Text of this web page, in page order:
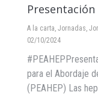
A la carta, Jornadas,
02/10/2024
para el Abordaje
(PEAHEP) Las